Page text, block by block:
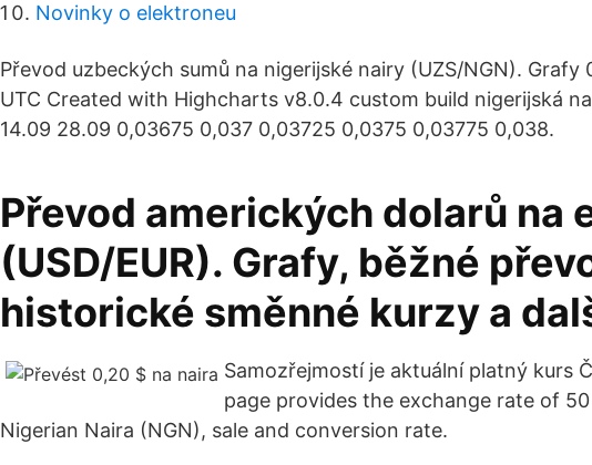
Novinky o elektroneu
Převod uzbeckých sumů na nigerijské nairy (UZS/NGN). Grafy
UTC Created with Highcharts v8.0.4 custom build nigerijská
14.09 28.09 0,03675 0,037 0,03725 0,0375 0,03775 0,038.
Převod amerických dolarů na
(USD/EUR). Grafy, běžné
historické směnné kurzy a
Samozřejmostí je aktuální platný kurs
page provides the exchange rate of
Nigerian Naira (NGN), sale and conversion rate.